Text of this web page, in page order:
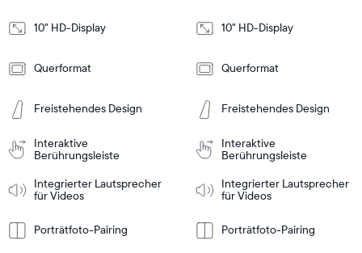
10" HD-Display
Querformat
Freistehendes Design
Interaktive
Berührungsleiste
Integrierter Lautsprecher
für Videos
Porträtfoto-Pairing
Design
Tabletop
Tabletop
wall-
mount
Frame
Features
Weitere
10" HD-Display
Querformat
Freistehendes Design
Interaktive
Berührungsleiste
Integrierter Lautsprecher
für Videos
Porträtfoto-Pairing
Design
Tabletop
Tabletop
wall-
Frame
Features
Einkaufswagen
Weitere